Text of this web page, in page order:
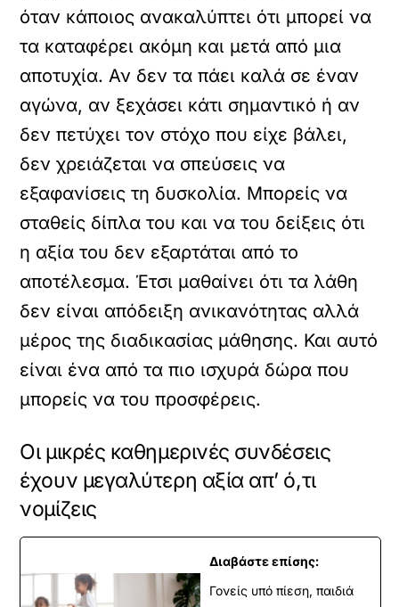
όταν κάποιος ανακαλύπτει ότι μπορεί να
τα καταφέρει ακόμη και μετά από μια
αποτυχία. Αν δεν τα πάει καλά σε έναν
αγώνα, αν ξεχάσει κάτι σημαντικό ή αν
δεν πετύχει τον στόχο που είχε βάλει,
δεν χρειάζεται να σπεύσεις να
εξαφανίσεις τη δυσκολία. Μπορείς να
σταθείς δίπλα του και να του δείξεις ότι
η αξία του δεν εξαρτάται από το
αποτέλεσμα. Έτσι μαθαίνει ότι τα λάθη
δεν είναι απόδειξη ανικανότητας αλλά
μέρος της διαδικασίας μάθησης. Και αυτό
είναι ένα από τα πιο ισχυρά δώρα που
μπορείς να του προσφέρεις.
Οι μικρές καθημερινές συνδέσεις
έχουν μεγαλύτερη αξία απ’ ό,τι
νομίζεις
Διαβάστε επίσης:
Γονείς υπό πίεση, παιδιά